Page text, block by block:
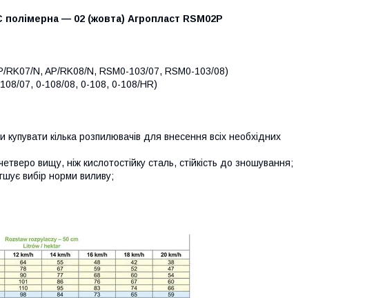
— 02 (жовта) Агропласт RSM02P
RK07/N, AP/RK08/N, RSM0-103/07, RSM0-103/08)
07, 0-108/08, 0-108, 0-108/HR)
кілька розпилювачів для внесення всіх необхідних
вищу, ніж кислотостійку сталь, стійкість до зношування;
вибір норми виливу;